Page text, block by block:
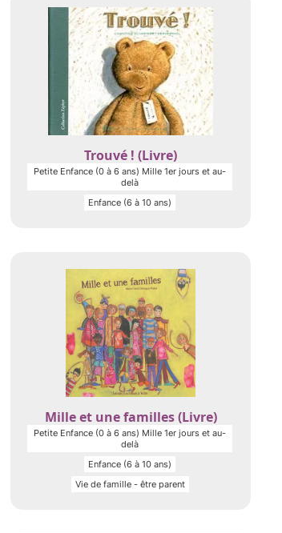
Trouvé ! (Livre)
Petite Enfance (0 à 6 ans) Mille 1er jours et au-
delà
Enfance (6 à 10 ans)
Mille et une familles (Livre)
Petite Enfance (0 à 6 ans) Mille 1er jours et au-
delà
Enfance (6 à 10 ans)
Vie de famille - être parent